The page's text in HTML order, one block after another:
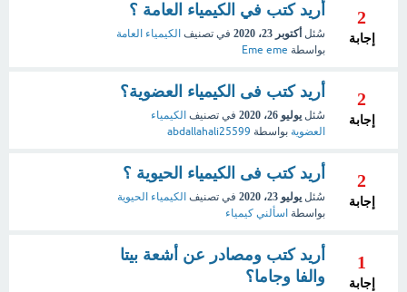
2
إجابة
أريد كتب في الكيمياء العامة ؟
سُئل أكتوبر 23، 2020 في تصنيف الكيمياء العامة
بواسطة Eme eme
2
إجابة
أريد كتب فى الكيمياء العضوية؟
سُئل يوليو 26، 2020 في تصنيف الكيمياء
العضوية بواسطة abdallahali25599
2
إجابة
أريد كتب فى الكيمياء الحيوية ؟
سُئل يوليو 23، 2020 في تصنيف الكيمياء الحيوية
بواسطة اسألني كيمياء
1
إجابة
أريد كتب ومصادر عن أشعة بيتا
والفا وجاما؟